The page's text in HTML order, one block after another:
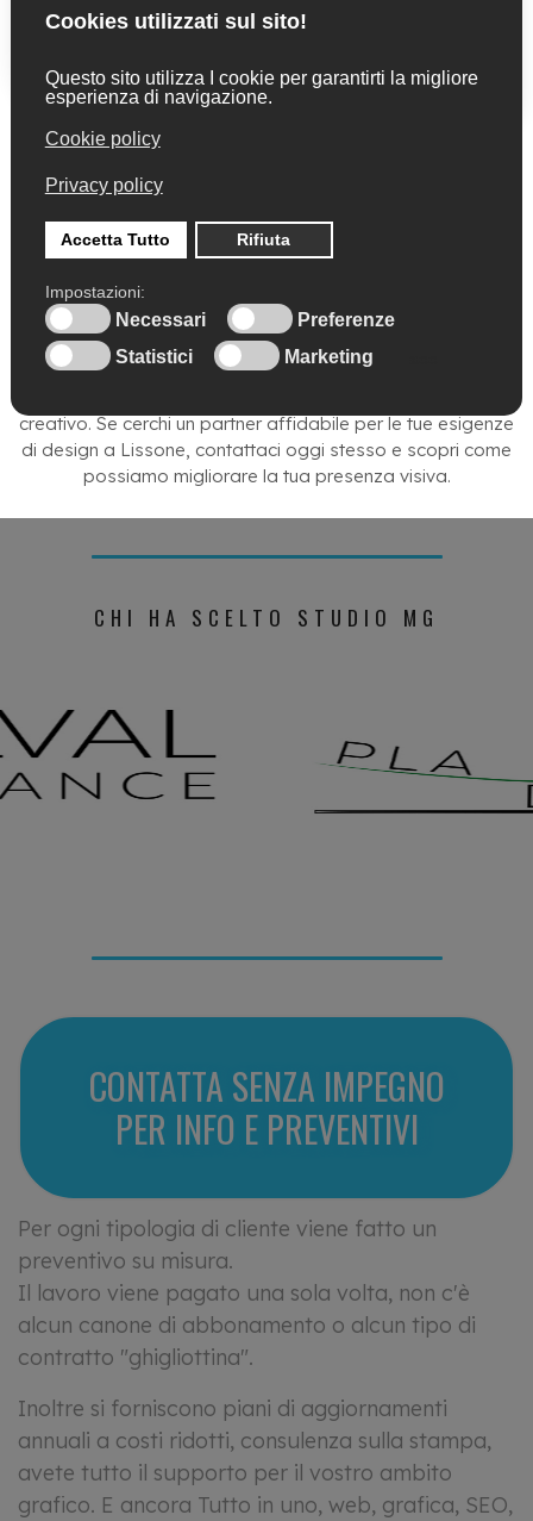
design a Lissone, il nostro studio grafico è qui per aiutarti
settore del design grafico, dedicati a fornire soluzioni di
design personalizzate e di alta qualità per le aziende
locali a Lissone. Nel nostro studio grafico, offriamo una
vasta gamma di servizi, tra cui progettazione di loghi,
grafica per siti web, materiali promozionali e molto altro.
Siamo orgogliosi di servire la comunità di Lissone e di
creativo. Se cerchi un partner affidabile per le tue esigenze
di design a Lissone, contattaci oggi stesso e scopri come
possiamo migliorare la tua presenza visiva.
CHI HA SCELTO STUDIO MG
CONTATTA SENZA IMPEGNO
PER INFO E PREVENTIVI
Per ogni tipologia di cliente viene fatto un
preventivo su misura.
Il lavoro viene pagato una sola volta, non c'è
alcun canone di abbonamento o alcun tipo di
contratto "ghigliottina".
Inoltre si forniscono piani di aggiornamenti
annuali a costi ridotti, consulenza sulla stampa,
avete tutto il supporto per il vostro ambito
grafico. E ancora Tutto in uno, web, grafica, SEO,